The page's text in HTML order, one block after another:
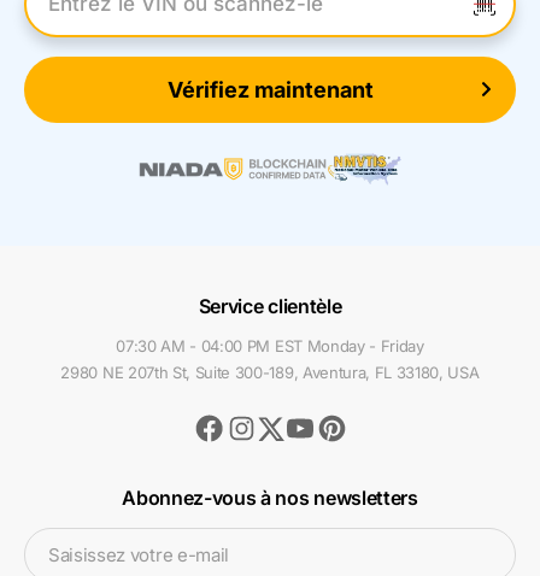
Entrez le numéro VIN
Vérifiez maintenant
Service clientèle
07:30 AM - 04:00 PM EST Monday - Friday
2980 NE 207th St, Suite 300-189, Aventura, FL 33180, USA
Facebook
Instagram
TwitterYoutubePinterest
Abonnez-vous à nos newsletters
Saisissez votre e-mail